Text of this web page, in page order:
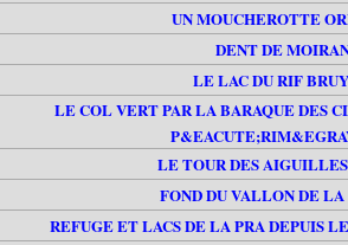
UN MOUCHEROTTE
DENT DE
LE LAC DU RIF
LE COL VERT PAR LA BARAQUE DES
LE TOUR DES
FOND DU VALLON DE
REFUGE ET LACS DE LA PRA DEPUIS